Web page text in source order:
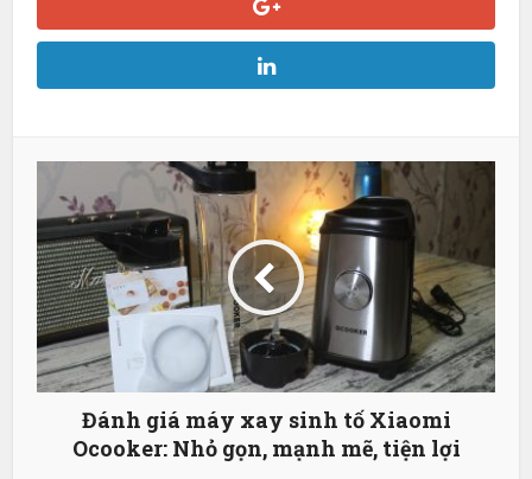
Đánh giá máy xay sinh tố Xiaomi
Ocooker: Nhỏ gọn, mạnh mẽ, tiện lợi